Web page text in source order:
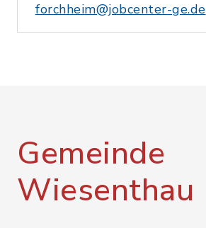
forchheim@jobcenter-ge.de
Gemeinde
Wiesenthau